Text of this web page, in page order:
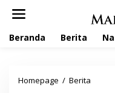
Beranda Berita
Homepage / Berita